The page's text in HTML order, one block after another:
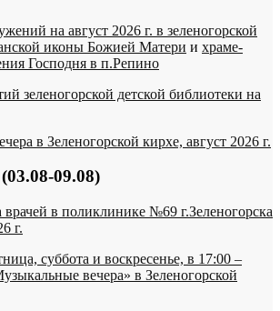
на август 2026 г. в зеленогорской
иконы Божией Матери и храме-
Господня в п.Репино
зеленогорской детской библиотеки на
в Зеленогорской кирхе, август 2026 г.
09.08)
в поликлинике №69 г.Зеленогорска
г.
суббота и воскресенье, в 17:00 –
вечера» в Зеленогорской